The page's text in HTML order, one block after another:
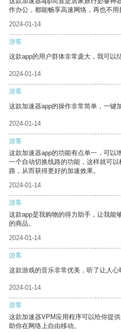
作办公，都能畅享高速网络，再也不用
2024-01-14
游客
这款app的用户群体非常庞大，我可以
2024-01-14
游客
这款加速器app的操作非常简单，一键
2024-01-14
游客
这款加速器app的功能有点单一，可以
一个自动切换线路的功能，这样就可
路，从而获得更好的加速效果。
2024-01-14
游客
这款app是我购物的得力助手，让我能
的商品。
2024-01-14
游客
这款游戏的音乐非常优美，听了让人心
2024-01-14
游客
这款加速器VPM应用程序可以给你提
助你在网络上自由移动。